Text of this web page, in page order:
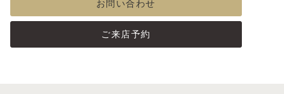
お問い合わせ
ご来店予約